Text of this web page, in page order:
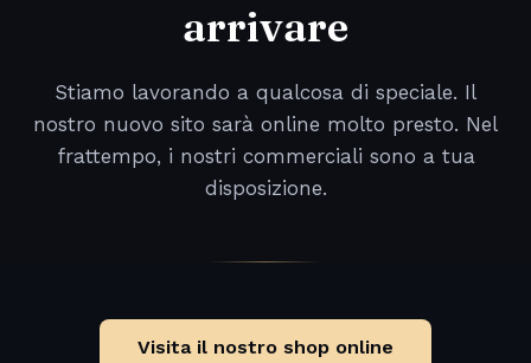
arrivare
Stiamo lavorando a qualcosa di speciale. Il
nostro nuovo sito sarà online molto presto. Nel
frattempo, i nostri commerciali sono a tua
disposizione.
Visita il nostro shop online